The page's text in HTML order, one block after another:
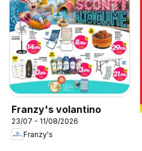
Franzy's volantino
23/07 - 11/08/2026
Franzy's